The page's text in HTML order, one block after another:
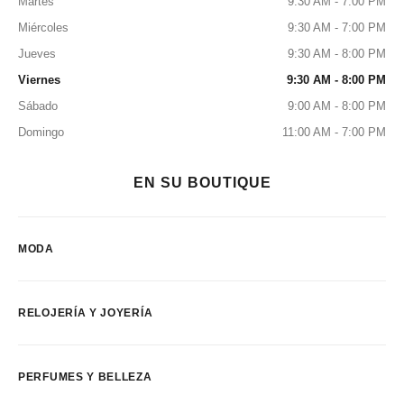
Miércoles
9:30 AM - 7:00 PM
Jueves
9:30 AM - 8:00 PM
Viernes
9:30 AM - 8:00 PM
Sábado
9:00 AM - 8:00 PM
Domingo
11:00 AM - 7:00 PM
EN SU BOUTIQUE
MODA
RELOJERÍA Y JOYERÍA
PERFUMES Y BELLEZA